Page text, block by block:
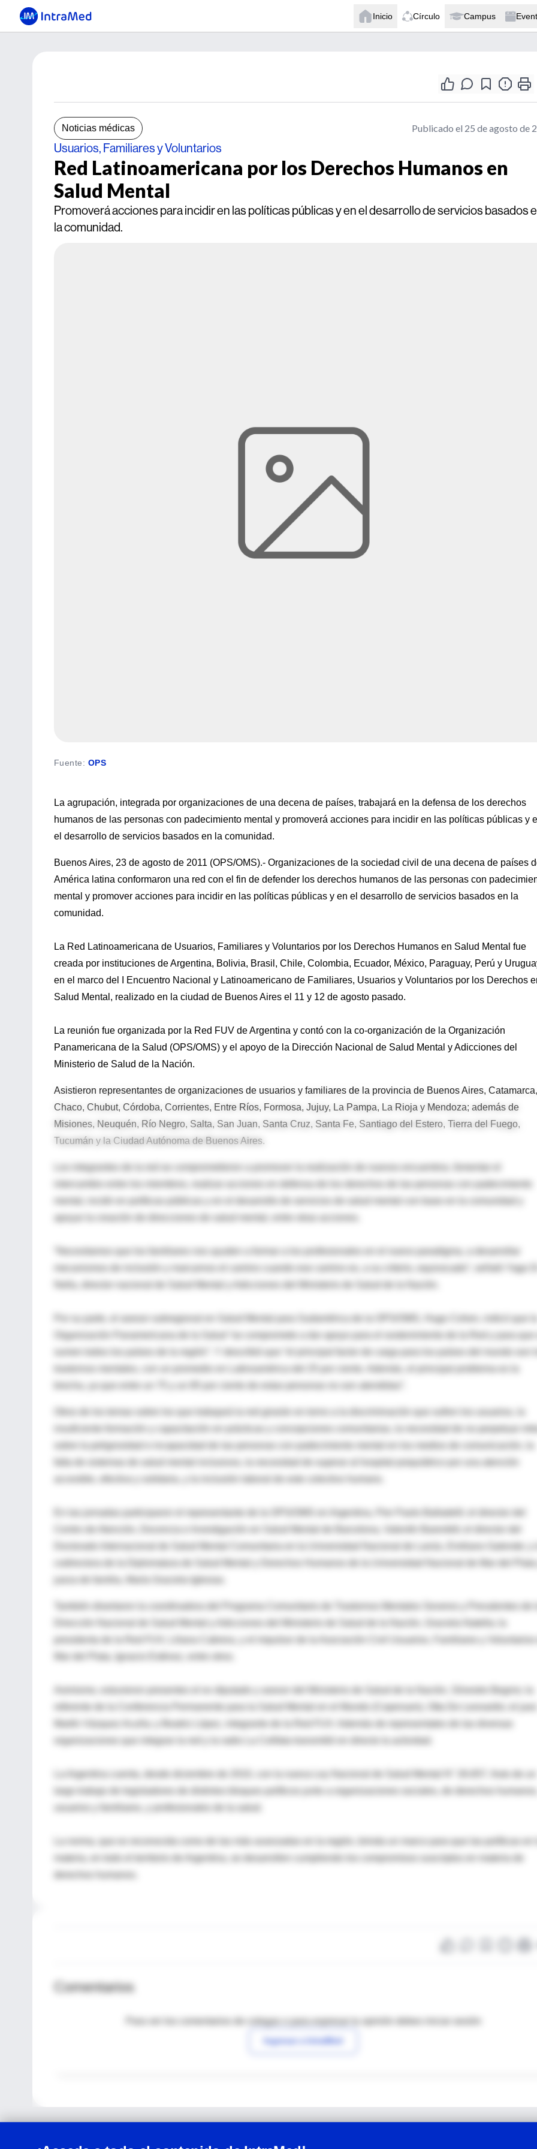
Inicio Círculo Campus
Noticias médicas Publicado el 25 de agosto de
Usuarios, Familiares y Voluntarios
Red Latinoamericana por los Derechos Humanos en
Salud Mental
Promoverá acciones para incidir en las políticas públicas y en el desarrollo de servicios basados
la comunidad.
Fuente: OPS
La agrupación, integrada por organizaciones de una decena de países, trabajará en la defensa de los derechos
humanos de las personas con padecimiento mental y promoverá acciones para incidir en las políticas públicas y
el desarrollo de servicios basados en la comunidad.
Buenos Aires, 23 de agosto de 2011 (OPS/OMS).- Organizaciones de la sociedad civil de una decena de países
América latina conformaron una red con el fin de defender los derechos humanos de las personas con
mental y promover acciones para incidir en las políticas públicas y en el desarrollo de servicios basados en la
comunidad.
La Red Latinoamericana de Usuarios, Familiares y Voluntarios por los Derechos Humanos en Salud Mental fue
creada por instituciones de Argentina, Bolivia, Brasil, Chile, Colombia, Ecuador, México, Paraguay, Perú y
en el marco del I Encuentro Nacional y Latinoamericano de Familiares, Usuarios y Voluntarios por los Derechos
Salud Mental, realizado en la ciudad de Buenos Aires el 11 y 12 de agosto pasado.
La reunión fue organizada por la Red FUV de Argentina y contó con la co-organización de la Organización
Panamericana de la Salud (OPS/OMS) y el apoyo de la Dirección Nacional de Salud Mental y Adicciones del
Ministerio de Salud de la Nación.
Asistieron representantes de organizaciones de usuarios y familiares de la provincia de Buenos Aires, Catamarca,
Chaco, Chubut, Córdoba, Corrientes, Entre Ríos, Formosa, Jujuy, La Pampa, La Rioja y Mendoza; además de
Misiones, Neuquén, Río Negro, Salta, San Juan, Santa Cruz, Santa Fe, Santiago del Estero, Tierra del Fuego,
Tucumán y la Ciudad Autónoma de Buenos Aires.
Los integrantes de la red se comprometieron a promover la realización de nuevos encuentros, fomentar el
apoyar la creación de direcciones de salud mental, entre otras acciones.
“Necesitamos que los familiares nos ayuden a formar a los profesionales en el nuevo paradigma, a desarrollar
mecanismos de inclusión y marcarnos el camino cuando ese camino es, a su criterio, equivocado”, señaló Yago Di
Por su parte, el asesor subregional en Salud Mental para Sudamérica de la OPS/OMS, Hugo Cohen, indicó que la
Organización Panamericana de la Salud “se compromete a dar apoyo para el sostenimiento de la Red y para que
sumen todos los países de la región”. Y describió que “el principal factor de carga para los países del mundo son
insuficiente formación y capacitación en prácticas y concepciones comunitarias, la necesidad de no perpetuar
sobre la peligrosidad e incapacidad de las personas con padecimiento mental en los medios de comunicación, la
falta de sistemas de salud mental inclusivos, la necesidad de superar al hospital psiquiátrico por una atención
En las jornadas participaron el representante de la OPS/OMS en Argentina, Pier Paolo Balladelli; el director del
Centro de Atención, Docencia e Investigación en Salud Mental de Barcelona, Valentín Barenblit; el director del
jueza de familia, María Graciela Iglesias.
También disertaron la coordinadora del Programa Comunitario de Trastornos Mentales Severos y Prevalentes de la
Mar del Plata, Ignacio Estévez, entre otros.
Asimismo, estuvieron presentes el ex diputado y asesor del Ministerio de Salud de la Nación, Silvestre Begnis; la
Martín Vázquez Acuña; y Beatriz López, integrante de la Red FUV. Además de representates de las diversas
organizaciones que integran la red y la radio La Colifata transmitió en directo la actividad.
La Argentina cuenta, desde diciembre de 2010, con la nueva Ley Nacional de Salud Mental N° 26.657, fruto de un
largo trabajo de legisladores de distintos bloques políticos junto a organizaciones sociales, de derechos humanos,
La norma, que es reconocida como de las más avanzadas en la región, brinda un marco para que las políticas en
materia, en todo el territorio de Argentina, se desarrollen cumpliendo los compromisos suscriptos en materia de
Comentarios
Para ver los comentarios de colegas o para expresar tu opinión debes iniciar sesión
Ingresar a IntraMed